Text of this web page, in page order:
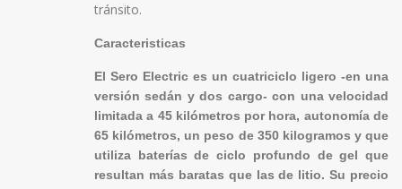
tránsito.
Caracteristicas
El Sero Electric es un cuatriciclo ligero -en una
versión sedán y dos cargo- con una velocidad
limitada a 45 kilómetros por hora, autonomía de
65 kilómetros, un peso de 350 kilogramos y que
utiliza baterías de ciclo profundo de gel que
resultan más baratas que las de litio. Su precio